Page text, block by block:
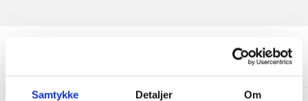
Samtykke Detaljer Om
Efterårsferie